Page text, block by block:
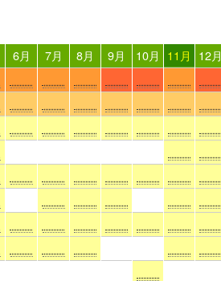
6月 7月 8月 9月 10月 11月
12月